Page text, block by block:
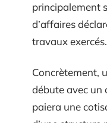
principalement
d’affaires
travaux exercés.
Concrètement,
débute avec un
paiera une